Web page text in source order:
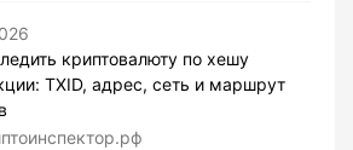
криптовалюту по хешу
TXID, адрес, сеть и маршрут